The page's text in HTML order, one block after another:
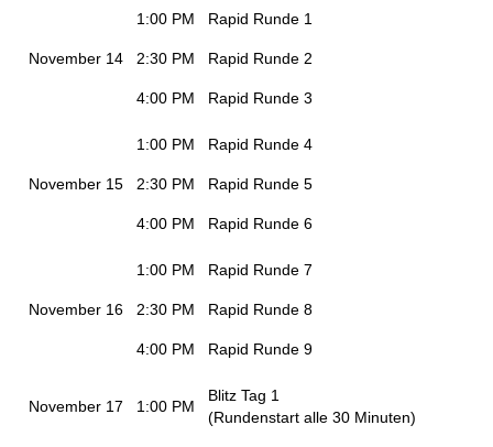
November 14
1:00 PM Rapid Runde 1
2:30 PM Rapid Runde 2
4:00 PM Rapid Runde 3
November 15
1:00 PM Rapid Runde 4
2:30 PM Rapid Runde 5
4:00 PM Rapid Runde 6
November 16
1:00 PM Rapid Runde 7
2:30 PM Rapid Runde 8
4:00 PM Rapid Runde 9
November 17 1:00 PM
Blitz Tag 1
(Rundenstart alle 30 Minuten)